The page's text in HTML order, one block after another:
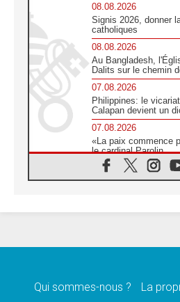
08.08.2026
Signis 2026, donner
catholiques
08.08.2026
Au Bangladesh,
Dalits sur le chemin
07.08.2026
Philippines: le
Calapan devient un
07.08.2026
«La paix commence
le cardinal Parolin
07.08.2026
En Colombie, «la
07.08.2026
07.08.2026
Qui sommes-nous ? La